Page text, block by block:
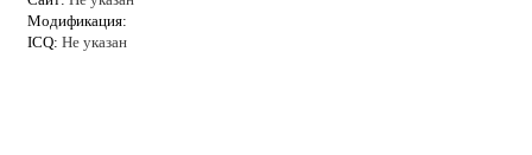
Модификация:
ICQ: Не указан